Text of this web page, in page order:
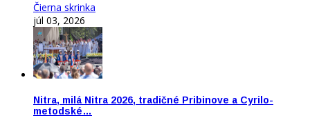
Čierna skrinka
júl 03, 2026
Nitra, milá Nitra 2026, tradičné Pribinove a Cyrilo-
metodské…